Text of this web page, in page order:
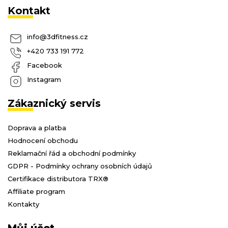
Kontakt
info@3dfitness.cz
+420 733 191 772
Facebook
Instagram
Zákaznický servis
Doprava a platba
Hodnocení obchodu
Reklamační řád a obchodní podmínky
GDPR - Podmínky ochrany osobních údajů
Certifikace distributora TRX®
Affiliate program
Kontakty